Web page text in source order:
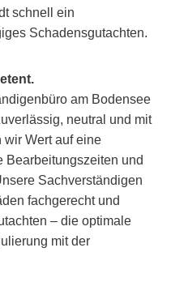
schnell ein
Schadensgutachten.
am Bodensee
neutral und mit
wir Wert auf eine
Bearbeitungszeiten und
Sachverständigen
fachgerecht und
– die optimale
mit der